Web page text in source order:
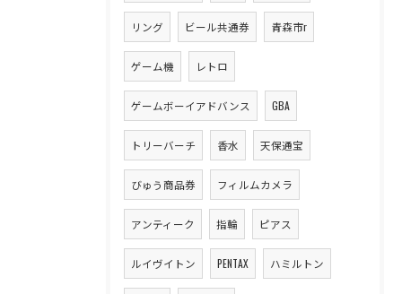
リング ビール共通券 青森市r
ゲーム機 レトロ
ゲームボーイアドバンス GBA
トリーバーチ 香水 天保通宝
びゅう商品券 フィルムカメラ
アンティーク 指輪 ピアス
ルイヴイトン PENTAX ハミルトン